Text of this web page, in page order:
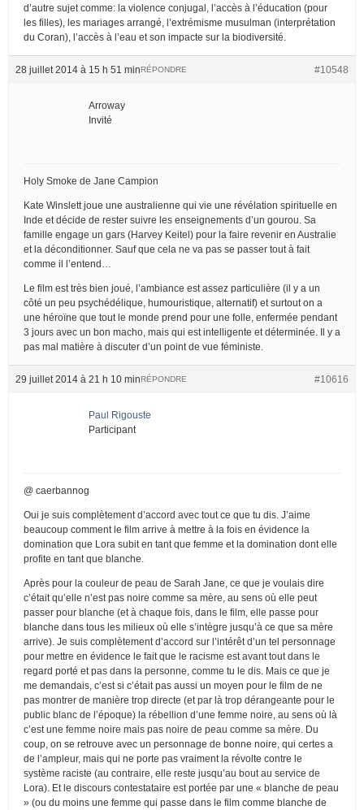
d’autre sujet comme: la violence conjugal, l’accès à l’éducation (pour
les filles), les mariages arrangé, l’extrémisme musulman (interprétation
du Coran), l’accès à l’eau et son impacte sur la biodiversité.
28 juillet 2014 à 15 h 51 min #10548
RÉPONDRE
Arroway
Invité
Holy Smoke de Jane Campion
Kate Winslett joue une australienne qui vie une révélation spirituelle en
Inde et décide de rester suivre les enseignements d’un gourou. Sa
famille engage un gars (Harvey Keitel) pour la faire revenir en Australie
et la déconditionner. Sauf que cela ne va pas se passer tout à fait
comme il l’entend…
Le film est très bien joué, l’ambiance est assez particulière (il y a un
côté un peu psychédélique, humouristique, alternatif) et surtout on a
une héroïne que tout le monde prend pour une folle, enfermée pendant
3 jours avec un bon macho, mais qui est intelligente et déterminée. Il y a
pas mal matière à discuter d’un point de vue féministe.
29 juillet 2014 à 21 h 10 min #10616
RÉPONDRE
Paul Rigouste
Participant
@ caerbannog
Oui je suis complètement d’accord avec tout ce que tu dis. J’aime
beaucoup comment le film arrive à mettre à la fois en évidence la
domination que Lora subit en tant que femme et la domination dont elle
profite en tant que blanche.
Après pour la couleur de peau de Sarah Jane, ce que je voulais dire
c’était qu’elle n’est pas noire comme sa mère, au sens où elle peut
passer pour blanche (et à chaque fois, dans le film, elle passe pour
blanche dans tous les milieux où elle s’intègre jusqu’à ce que sa mère
arrive). Je suis complètement d’accord sur l’intérêt d’un tel personnage
pour mettre en évidence le fait que le racisme est avant tout dans le
regard porté et pas dans la personne, comme tu le dis. Mais ce que je
me demandais, c’est si c’était pas aussi un moyen pour le film de ne
pas montrer de manière trop directe (et par là trop dérangeante pour le
public blanc de l’époque) la rébellion d’une femme noire, au sens où là
c’est une femme noire mais pas noire de peau comme sa mère. Du
coup, on se retrouve avec un personnage de bonne noire, qui certes a
de l’ampleur, mais qui ne porte pas vraiment la révolte contre le
système raciste (au contraire, elle reste jusqu’au bout au service de
Lora). Et le discours contestataire est portée par une « blanche de peau
» (ou du moins une femme qui passe dans le film comme blanche de